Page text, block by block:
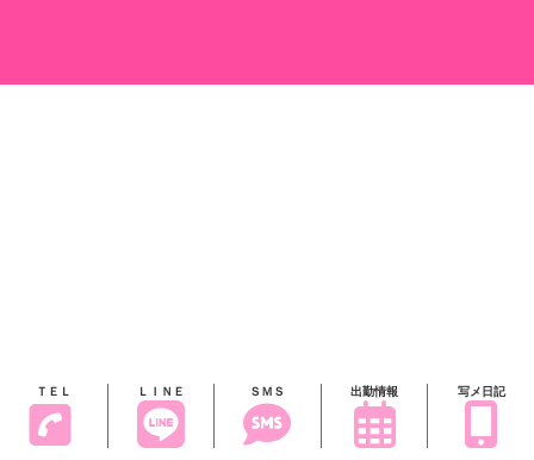
ＴＥＬ ＬＩＮＥ ＳＭＳ 出勤情報 写メ日記